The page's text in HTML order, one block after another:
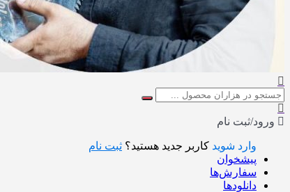
ورود/ثبت نام
وارد شوید کاربر جدید هستید؟ ثبت نام
پیشخوان
سفارش‌ها
دانلودها